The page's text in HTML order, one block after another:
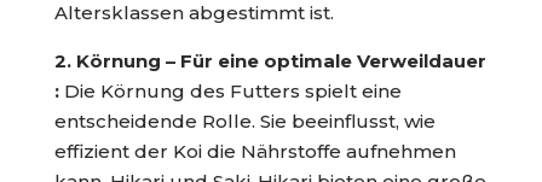
Altersklassen abgestimmt ist.
2. Körnung – Für eine optimale Verweildauer
: Die Körnung des Futters spielt eine
entscheidende Rolle. Sie beeinflusst, wie
effizient der Koi die Nährstoffe aufnehmen